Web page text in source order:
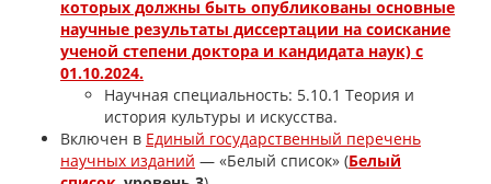
которых должны быть опубликованы основные
научные результаты диссертации на соискание
ученой степени доктора и кандидата наук) с
01.10.2024.
Научная специальность: 5.10.1 Теория и
история культуры и искусства.
Включен в Единый государственный перечень
научных изданий — «Белый список» (Белый